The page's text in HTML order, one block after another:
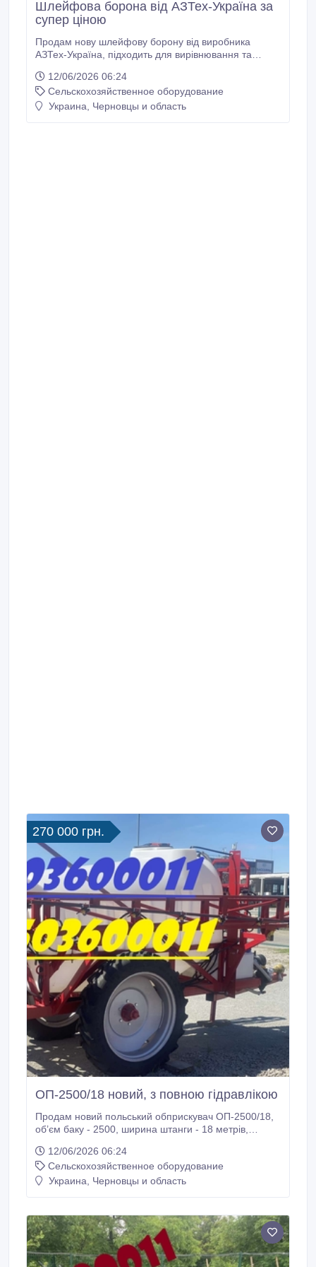
Шлейфова борона від АЗТех-Україна за
супер ціною
Продам нову шлейфову борону від виробника
АЗТех-Україна, підходить для вирівнювання та
ґрунту, покращення температурного обміну та
багато іншого. Рама борони виготовлена ​​з
профільної труби 200х100х8 мм та 180х180х8 мм
12/06/2026 06:24
Сельскохозяйственное оборудование
Украина, Черновцы и область
270 000 грн.
ОП-2500/18 новий, з повною гідравлікою
Продам новий польський обприскувач ОП-2500/18,
об’єм баку - 2500, ширина штанги - 18 метрів,
захищений від впливу ультрафіолету. Обприскувач
призначений для суцільного обприскування
польових культур, з цілю захисту рослин від хвороб,
х позиційними форсунками, італійським
регулятором та італійським насосом.
12/06/2026 06:24
Сельскохозяйственное оборудование
Украина, Черновцы и область